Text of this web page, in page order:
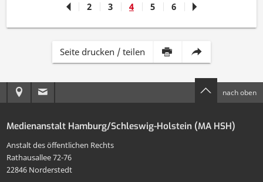
2 3 4 5 6
Seite drucken / teilen
Inhalt Diese
per
Anreise
MA
HSH
an
die
MA
nach oben
Medienanstalt Hamburg/Schleswig-Holstein (MA HSH)
Anstalt des öffentlichen Rechts
Rathausallee 72-76
22846 Norderstedt